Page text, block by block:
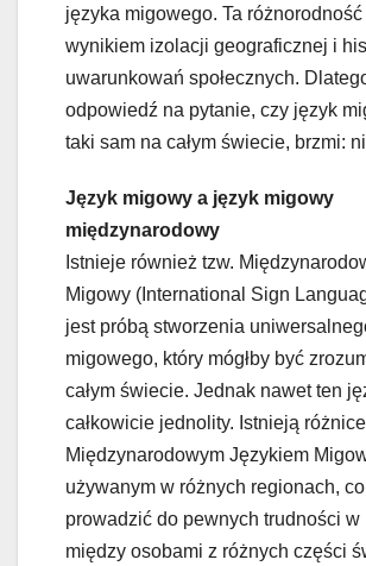
języka migowego. Ta
wynikiem izolacji geograficznej i
uwarunkowań społecznych.
odpowiedź na pytanie, czy język
taki sam na całym świecie, brzmi:
Język migowy a język migowy
międzynarodowy
Istnieje również tzw.
Migowy (International Sign
jest próbą stworzenia
migowego, który mógłby być
całym świecie. Jednak nawet ten
całkowicie jednolity. Istnieją
Międzynarodowym Językiem
używanym w różnych regionach,
prowadzić do pewnych trudności w
między osobami z różnych części